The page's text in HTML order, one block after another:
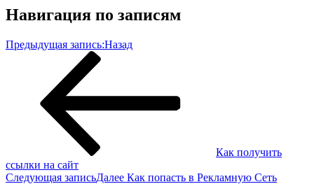
Навигация по записям
Предыдущая запись:Назад
Как получить
ссылки на сайт
Следующая записьДалее Как попасть в Рекламную Сеть